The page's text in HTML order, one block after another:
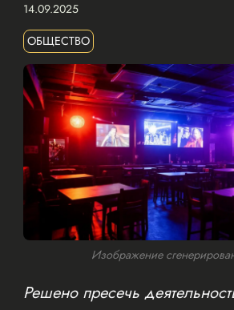
14.09.2025
ОБЩЕСТВО
Изображение
Решено пресечь